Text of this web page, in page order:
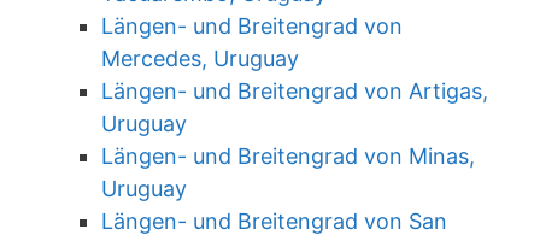
Längen- und Breitengrad von
Mercedes, Uruguay
Längen- und Breitengrad von Artigas,
Uruguay
Längen- und Breitengrad von Minas,
Uruguay
Längen- und Breitengrad von San